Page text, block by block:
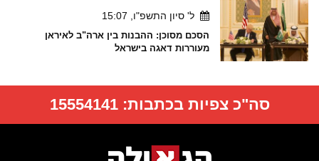
ל' סיון התשפ"ו, 15:07
הסכם מסוכן: ההבנות בין ארה"ב לאיראן
מעוררות דאגה בישראל
סה"כ צפיות בכתבות:15554141